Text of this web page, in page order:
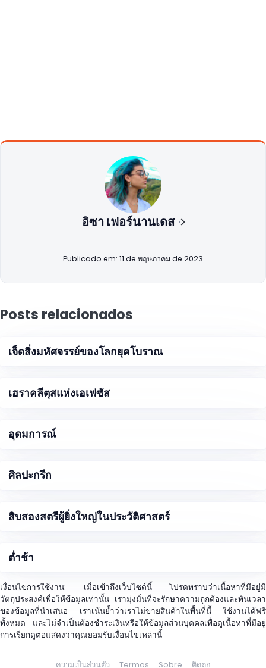
อิซา เฟอร์นานเดส
Publicado em: 11 de พฤษภาคม de 2023
Posts relacionados
เจ็ดสิ่งมหัศจรรย์ของโลกยุคโบราณ
เฮราคลีตุสแห่งเอเฟซัส
อุดมการณ์
ศิลปะกรีก
สิบสองสตรีผู้ยิ่งใหญ่ในประวัติศาสตร์
ต่ำช้า
เงื่อนไขการใช้งาน: เมื่อเข้าถึงเว็บไซต์นี้ โปรดทราบว่าเนื้อหาที่มีอยู่มี
วัตถุประสงค์เพื่อให้ข้อมูลเท่านั้น เรามุ่งมั่นที่จะรักษาความถูกต้องและทันเวลา
ของข้อมูลที่นำเสนอ เราเน้นย้ำว่าเราไม่ขายสินค้าในพื้นที่นี้ ใช้งานได้ฟรี
ทั้งหมด และไม่จำเป็นต้องชำระเงินหรือให้ข้อมูลส่วนบุคคลเพื่อดูเนื้อหาที่มีอยู่
การเรียกดูต่อแสดงว่าคุณยอมรับเงื่อนไขเหล่านี้
ความเป็นส่วนตัว Termos Sobre ติดต่อ